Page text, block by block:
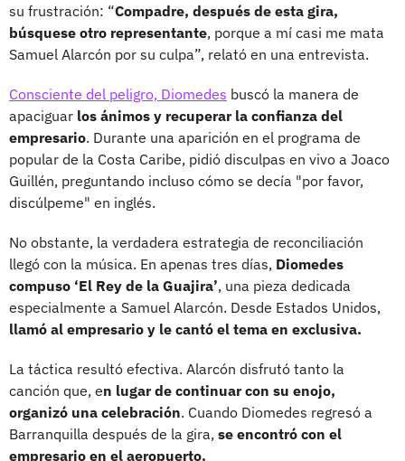
su frustración: “Compadre, después de esta gira,
búsquese otro representante, porque a mí casi me mata
Samuel Alarcón por su culpa”, relató en una entrevista.
Consciente del peligro, Diomedes buscó la manera de
apaciguar los ánimos y recuperar la confianza del
empresario. Durante una aparición en el programa de
popular de la Costa Caribe, pidió disculpas en vivo a Joaco
Guillén, preguntando incluso cómo se decía "por favor,
discúlpeme" en inglés.
No obstante, la verdadera estrategia de reconciliación
llegó con la música. En apenas tres días, Diomedes
compuso ‘El Rey de la Guajira’, una pieza dedicada
especialmente a Samuel Alarcón. Desde Estados Unidos,
llamó al empresario y le cantó el tema en exclusiva.
La táctica resultó efectiva. Alarcón disfrutó tanto la
canción que, en lugar de continuar con su enojo,
organizó una celebración. Cuando Diomedes regresó a
Barranquilla después de la gira, se encontró con el
empresario en el aeropuerto.